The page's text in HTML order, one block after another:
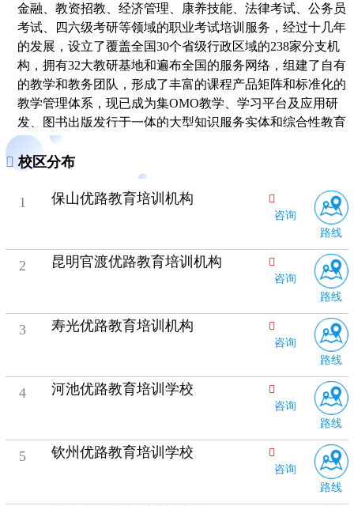
金融、教资招教、经济管理、康养技能、法律考试、公务员
考试、四六级考研等领域的职业考试培训服务，经过十几年
的发展，设立了覆盖全国30个省级行政区域的238家分支机
构，拥有32大教研基地和遍布全国的服务网络，组建了自有
的教学和教务团队，形成了丰富的课程产品矩阵和标准化的
教学管理体系，现已成为集OMO教学、学习平台及应用研
发、图书出版发行于一体的大型知识服务实体和综合性教育
服务机构。
校区分布
1 保山优路教育培训机构
咨询
路线
2 昆明官渡优路教育培训机构
咨询
路线
3 寿光优路教育培训机构
咨询
路线
4 河池优路教育培训学校
咨询
路线
5 钦州优路教育培训学校
咨询
路线